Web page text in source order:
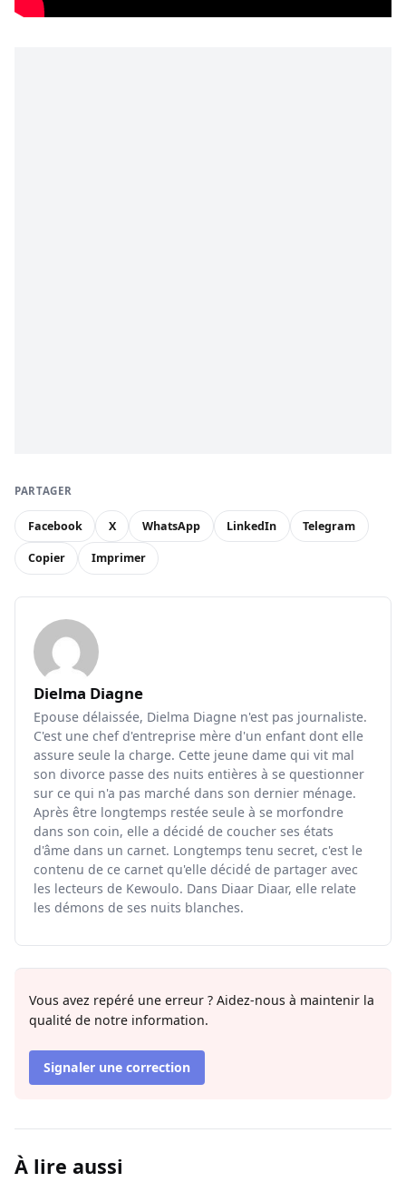
PARTAGER
Facebook X WhatsApp LinkedIn Telegram
Copier Imprimer
Dielma Diagne
Epouse délaissée, Dielma Diagne n'est pas journaliste.
C'est une chef d'entreprise mère d'un enfant dont elle
assure seule la charge. Cette jeune dame qui vit mal
son divorce passe des nuits entières à se questionner
sur ce qui n'a pas marché dans son dernier ménage.
Après être longtemps restée seule à se morfondre
dans son coin, elle a décidé de coucher ses états
d'âme dans un carnet. Longtemps tenu secret, c'est le
contenu de ce carnet qu'elle décidé de partager avec
les lecteurs de Kewoulo. Dans Diaar Diaar, elle relate
les démons de ses nuits blanches.
Vous avez repéré une erreur ? Aidez-nous à maintenir la
qualité de notre information.
Signaler une correction
À lire aussi